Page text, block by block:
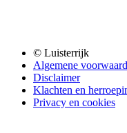
© Luisterrijk
Algemene
Disclaimer
Klachten en
Privacy en cookies